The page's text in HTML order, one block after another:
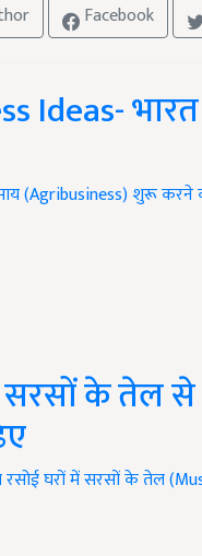
Facebook
Ideas-
(Agribusiness) शुरू
के तेल से
घरों में सरसों के तेल